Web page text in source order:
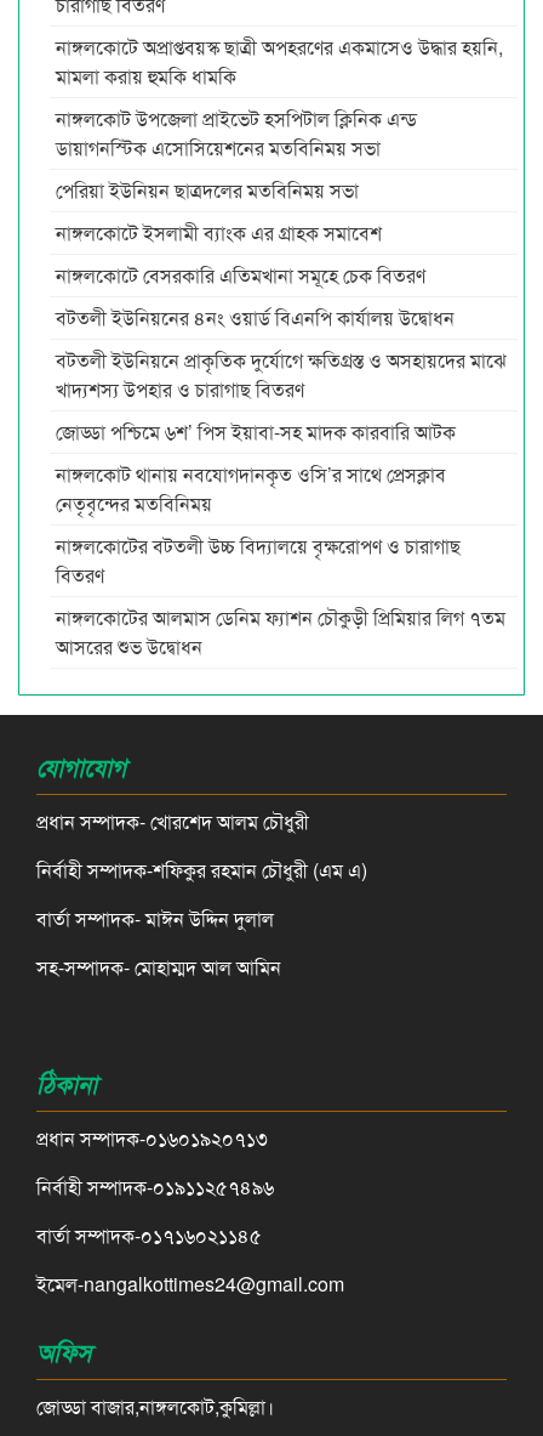
নাঙ্গলকোটে অপ্রাপ্তবয়স্ক ছাত্রী অপহরণের একমাসেও উদ্ধার হয়নি,
মামলা করায় হুমকি ধামকি
নাঙ্গলকোট উপজেলা প্রাইভেট হসপিটাল ক্লিনিক এন্ড
ডায়াগনস্টিক এসোসিয়েশনের মতবিনিময় সভা
পেরিয়া ইউনিয়ন ছাত্রদলের মতবিনিময় সভা
নাঙ্গলকোটে ইসলামী ব্যাংক এর গ্রাহক সমাবেশ
নাঙ্গলকোটে বেসরকারি এতিমখানা সমূহে চেক বিতরণ
বটতলী ইউনিয়নের ৪নং ওয়ার্ড বিএনপি কার্যালয় উদ্বোধন
বটতলী ইউনিয়নে প্রাকৃতিক দুর্যোগে ক্ষতিগ্রস্ত ও অসহায়দের মাঝে
খাদ্যশস্য উপহার ও চারাগাছ বিতরণ
জোড্ডা পশ্চিমে ৬শ’ পিস ইয়াবা-সহ মাদক কারবারি আটক
নাঙ্গলকোট থানায় নবযোগদানকৃত ওসি’র সাথে প্রেসক্লাব
নেতৃবৃন্দের মতবিনিময়
নাঙ্গলকোটের বটতলী উচ্চ বিদ্যালয়ে বৃক্ষরোপণ ও চারাগাছ
বিতরণ
নাঙ্গলকোটের আলমাস ডেনিম ফ্যাশন চৌকুড়ী প্রিমিয়ার লিগ ৭তম
আসরের শুভ উদ্বোধন
যোগাযোগ
প্রধান সম্পাদক- খোরশেদ আলম চৌধুরী
নির্বাহী সম্পাদক-শফিকুর রহমান চৌধুরী (এম এ)
বার্তা সম্পাদক- মাঈন উদ্দিন দুলাল
সহ-সম্পাদক- মোহাম্মদ আল আমিন
ঠিকানা
প্রধান সম্পাদক-০১৬০১৯২০৭১৩
নির্বাহী সম্পাদক-০১৯১১২৫৭৪৯৬
বার্তা সম্পাদক-০১৭১৬০২১১৪৫
ইমেল-nangalkottimes24@gmail.com
অফিস
জোড্ডা বাজার,নাঙ্গলকোট,কুমিল্লা।